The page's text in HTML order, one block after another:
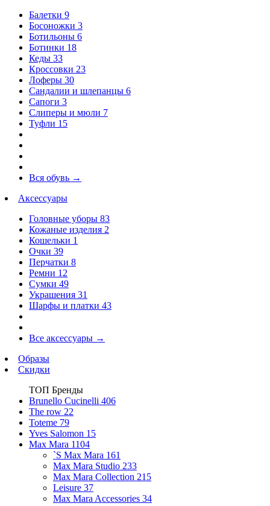
Балетки 9
Босоножки 3
Ботильоны 6
Ботинки 18
Кеды 33
Кроссовки 23
Лоферы 30
Сандалии и шлепанцы 6
Сапоги 3
Слиперы и мюли 7
Туфли 15
Вся обувь →
Аксессуары
Головные уборы 83
Кожаные изделия 2
Кошельки 1
Очки 39
Перчатки 8
Ремни 12
Сумки 49
Украшения 31
Шарфы и платки 43
Все аксессуары →
Образы
Скидки
ТОП Бренды
Brunello Cucinelli 406
The row 22
Toteme 79
Yves Salomon 15
Max Mara 1104
`S Max Mara 161
Max Mara Studio 233
Max Mara Collection 215
Leisure 37
Max Mara Accessories 34